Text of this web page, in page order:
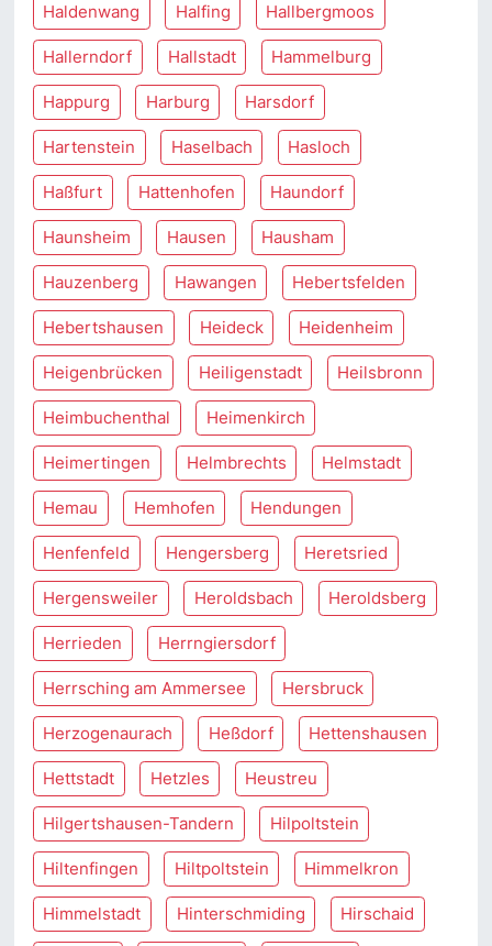
Haldenwang Halfing Hallbergmoos
Hallerndorf Hallstadt Hammelburg
Happurg Harburg Harsdorf
Hartenstein Haselbach Hasloch
Haßfurt Hattenhofen Haundorf
Haunsheim Hausen Hausham
Hauzenberg Hawangen Hebertsfelden
Hebertshausen Heideck Heidenheim
Heigenbrücken Heiligenstadt Heilsbronn
Heimbuchenthal Heimenkirch
Heimertingen Helmbrechts Helmstadt
Hemau Hemhofen Hendungen
Henfenfeld Hengersberg Heretsried
Hergensweiler Heroldsbach Heroldsberg
Herrieden Herrngiersdorf
Herrsching am Ammersee Hersbruck
Herzogenaurach Heßdorf Hettenshausen
Hettstadt Hetzles Heustreu
Hilgertshausen-Tandern Hilpoltstein
Hiltenfingen Hiltpoltstein Himmelkron
Himmelstadt Hinterschmiding Hirschaid